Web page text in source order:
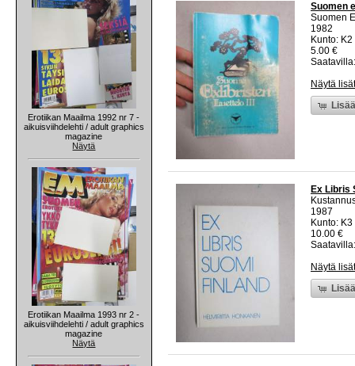
Erotiikan Maailma 1992 nr 7 -
aikuisviihdelehti / adult graphics
magazine
Näytä
Erotiikan Maailma 1993 nr 2 -
aikuisviihdelehti / adult graphics
magazine
Näytä
Suomen
Suomen
1982
Kunto:
5.00 €
Näytä
Ex Libris
1987
Kunto:
10.00 €
Näytä